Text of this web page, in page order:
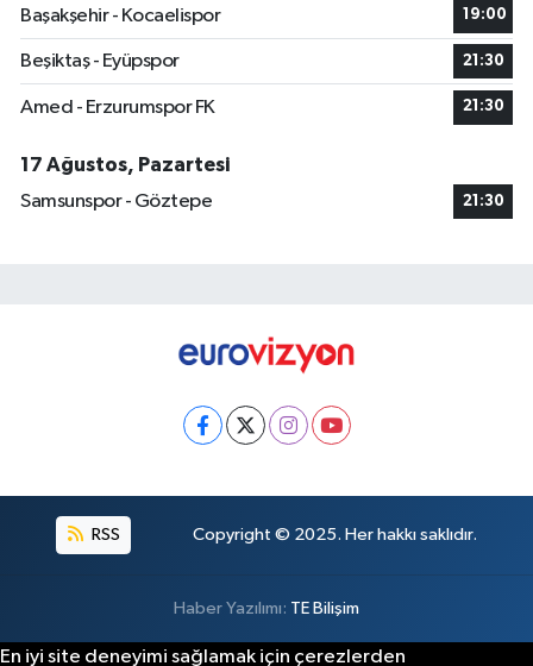
Başakşehir - Kocaelispor
19:00
Beşiktaş - Eyüpspor 21:30
Amed - Erzurumspor FK 21:30
17 Ağustos, Pazartesi
Samsunspor - Göztepe
21:30
RSS Copyright © 2025. Her hakkı saklıdır.
Haber Yazılımı: TE Bilişim
En iyi site deneyimi sağlamak için çerezlerden